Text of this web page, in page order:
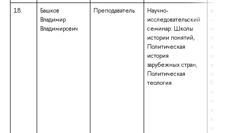
18.
Башков
Владимир
Владимирович
Преподаватель
Научно-
исследовательский
семинар: Школы
истории понятий,
Политическая
история
зарубежных стран,
Политическая
теология
–